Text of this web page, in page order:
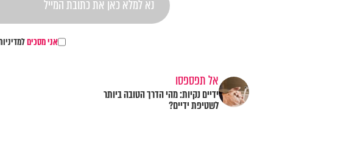
אני מסכים
אל תפספסו
ידיים נקיות: מהי הדרך הטובה ביותר
לשטיפת ידיים?